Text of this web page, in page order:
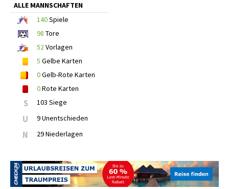
ALLE MANNSCHAFTEN
140Spiele
98 Tore
52Vorlagen
5 Gelbe Karten
0Gelb-Rote Karten
0Rote Karten
S 103 Siege
U 9 Unentschieden
N 29 Niederlagen